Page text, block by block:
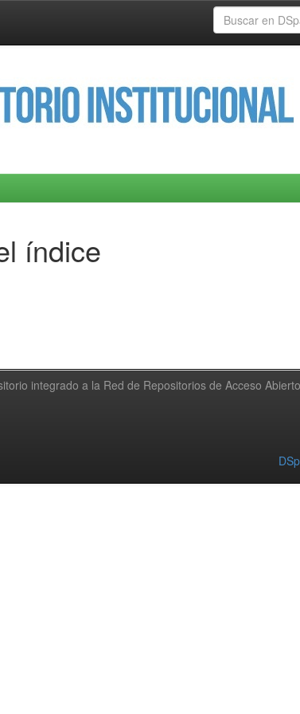
índice
integrado a la Red de Repositorios de Acceso